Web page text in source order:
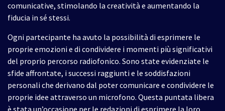
comunicative, stimolando la creatività e aumentando la
fiducia in sé stessi.
Ogni partecipante ha avuto la possibilità di esprimere le
proprie emozioni e di condividere i momenti più significativi
del proprio percorso radiofonico. Sono state evidenziate le
sfide affrontate, i successi raggiunti e le soddisfazioni
personali che derivano dal poter comunicare e condividere le
proprie idee attraverso un microfono. Questa puntata libera
è stata un’occasione per le redazioni di esprimere la loro